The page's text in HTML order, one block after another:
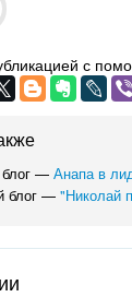
с
— Анапа в
блог — "Николай